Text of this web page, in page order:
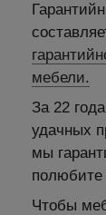
мебели.
За 22
удачных
мы
полюбите
Чтобы